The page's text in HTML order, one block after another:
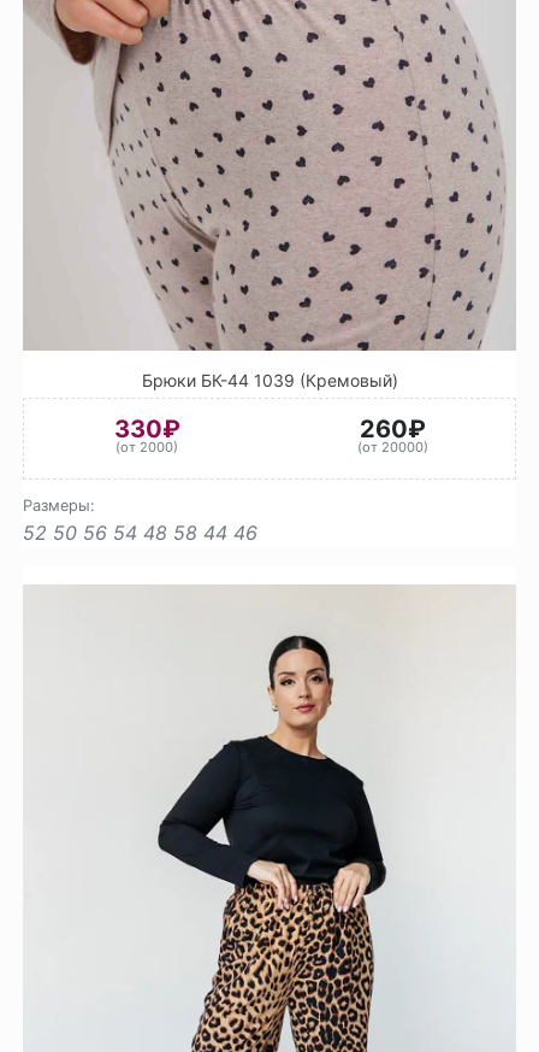
Брюки БК-44 1039 (Кремовый)
330₽
(от 2000)
260₽
(от 20000)
Размеры:
52 50 56 54 48 58 44 46